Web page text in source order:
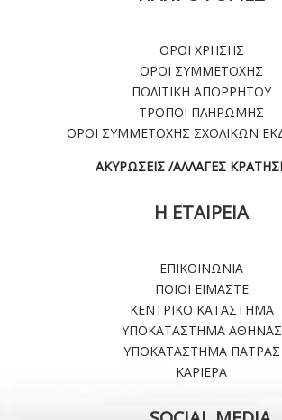
ΟΡΟΙ ΧΡΗΣΗΣ
ΟΡΟΙ ΣΥΜΜΕΤΟΧΗΣ
ΠΟΛΙΤΙΚΗ ΑΠΟΡΡΗΤΟΥ
ΤΡΟΠΟΙ ΠΛΗΡΩΜΗΣ
ΟΡΟΙ ΣΥΜΜΕΤΟΧΗΣ ΣΧΟΛΙΚΩΝ
ΑΚΥΡΩΣΕΙΣ /ΑΛΛΑΓΕΣ
Η ΕΤΑΙΡΕΙΑ
ΕΠΙΚΟΙΝΩΝΙΑ
ΠΟΙΟΙ ΕΙΜΑΣΤΕ
ΚΕΝΤΡΙΚΟ ΚΑΤΑΣΤΗΜΑ
ΥΠΟΚΑΤΑΣΤΗΜΑ ΑΘΗΝΑΣ
ΥΠΟΚΑΤΑΣΤΗΜΑ ΠΑΤΡΑΣ
ΚΑΡΙΕΡΑ